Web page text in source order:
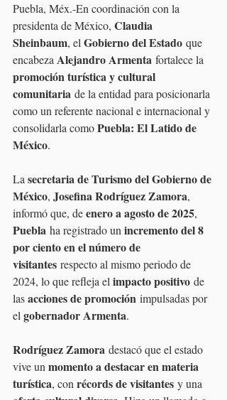
Puebla, Méx.-En coordinación con la
presidenta de México, Claudia
Sheinbaum, el Gobierno del Estado que
encabeza Alejandro Armenta fortalece la
promoción turística y cultural
comunitaria de la entidad para posicionarla
como un referente nacional e internacional y
consolidarla como Puebla: El Latido de
México.
La secretaria de Turismo del Gobierno de
México, Josefina Rodríguez Zamora,
informó que, de enero a agosto de 2025,
Puebla ha registrado un incremento del 8
por ciento en el número de
visitantes respecto al mismo periodo de
2024, lo que refleja el impacto positivo de
las acciones de promoción impulsadas por
el gobernador Armenta.
Rodríguez Zamora destacó que el estado
vive un momento a destacar en materia
turística, con récords de visitantes y una